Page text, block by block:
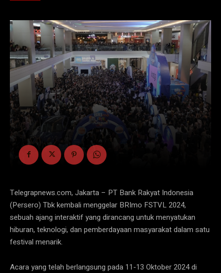
Telegrapnews.com, Jakarta – PT Bank Rakyat Indonesia
(Persero) Tbk kembali menggelar BRImo FSTVL 2024,
sebuah ajang interaktif yang dirancang untuk menyatukan
hiburan, teknologi, dan pemberdayaan masyarakat dalam satu
festival menarik.
Acara yang telah berlangsung pada 11-13 Oktober 2024 di